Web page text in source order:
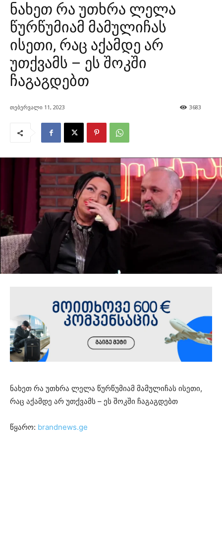
ნახეთ რა უთხრა ლელა
წურწუმიამ მამულიჩას
ისეთი, რაც აქამდე არ
უთქვამს – ეს შოკში
ჩაგაგდებთ
თებერვალი 11, 2023 3683
ნახეთ რა უთხრა ლელა წურწუმიამ მამულიჩას ისეთი,
რაც აქამდე არ უთქვამს – ეს შოკში ჩაგაგდებთ
წყარო: brandnews.ge